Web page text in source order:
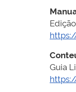
Guia